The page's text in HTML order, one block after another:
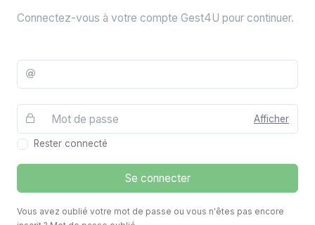
Connectez-vous à votre compte Gest4U pour continuer.
Afficher
Rester connecté
Se connecter
Vous avez oublié votre mot de passe ou vous n'êtes pas encore